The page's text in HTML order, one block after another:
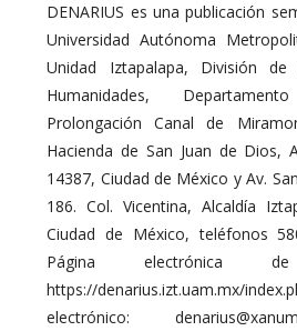
DENARIUS es una publicación
Universidad Autónoma
Unidad Iztapalapa, División de
Humanidades,
Prolongación Canal de
Hacienda de San Juan de Dios,
14387, Ciudad de México y Av.
186. Col. Vicentina, Alcaldía
Ciudad de México, teléfonos
Página electrónica
https://denarius.izt.uam.mx/
electrónico: